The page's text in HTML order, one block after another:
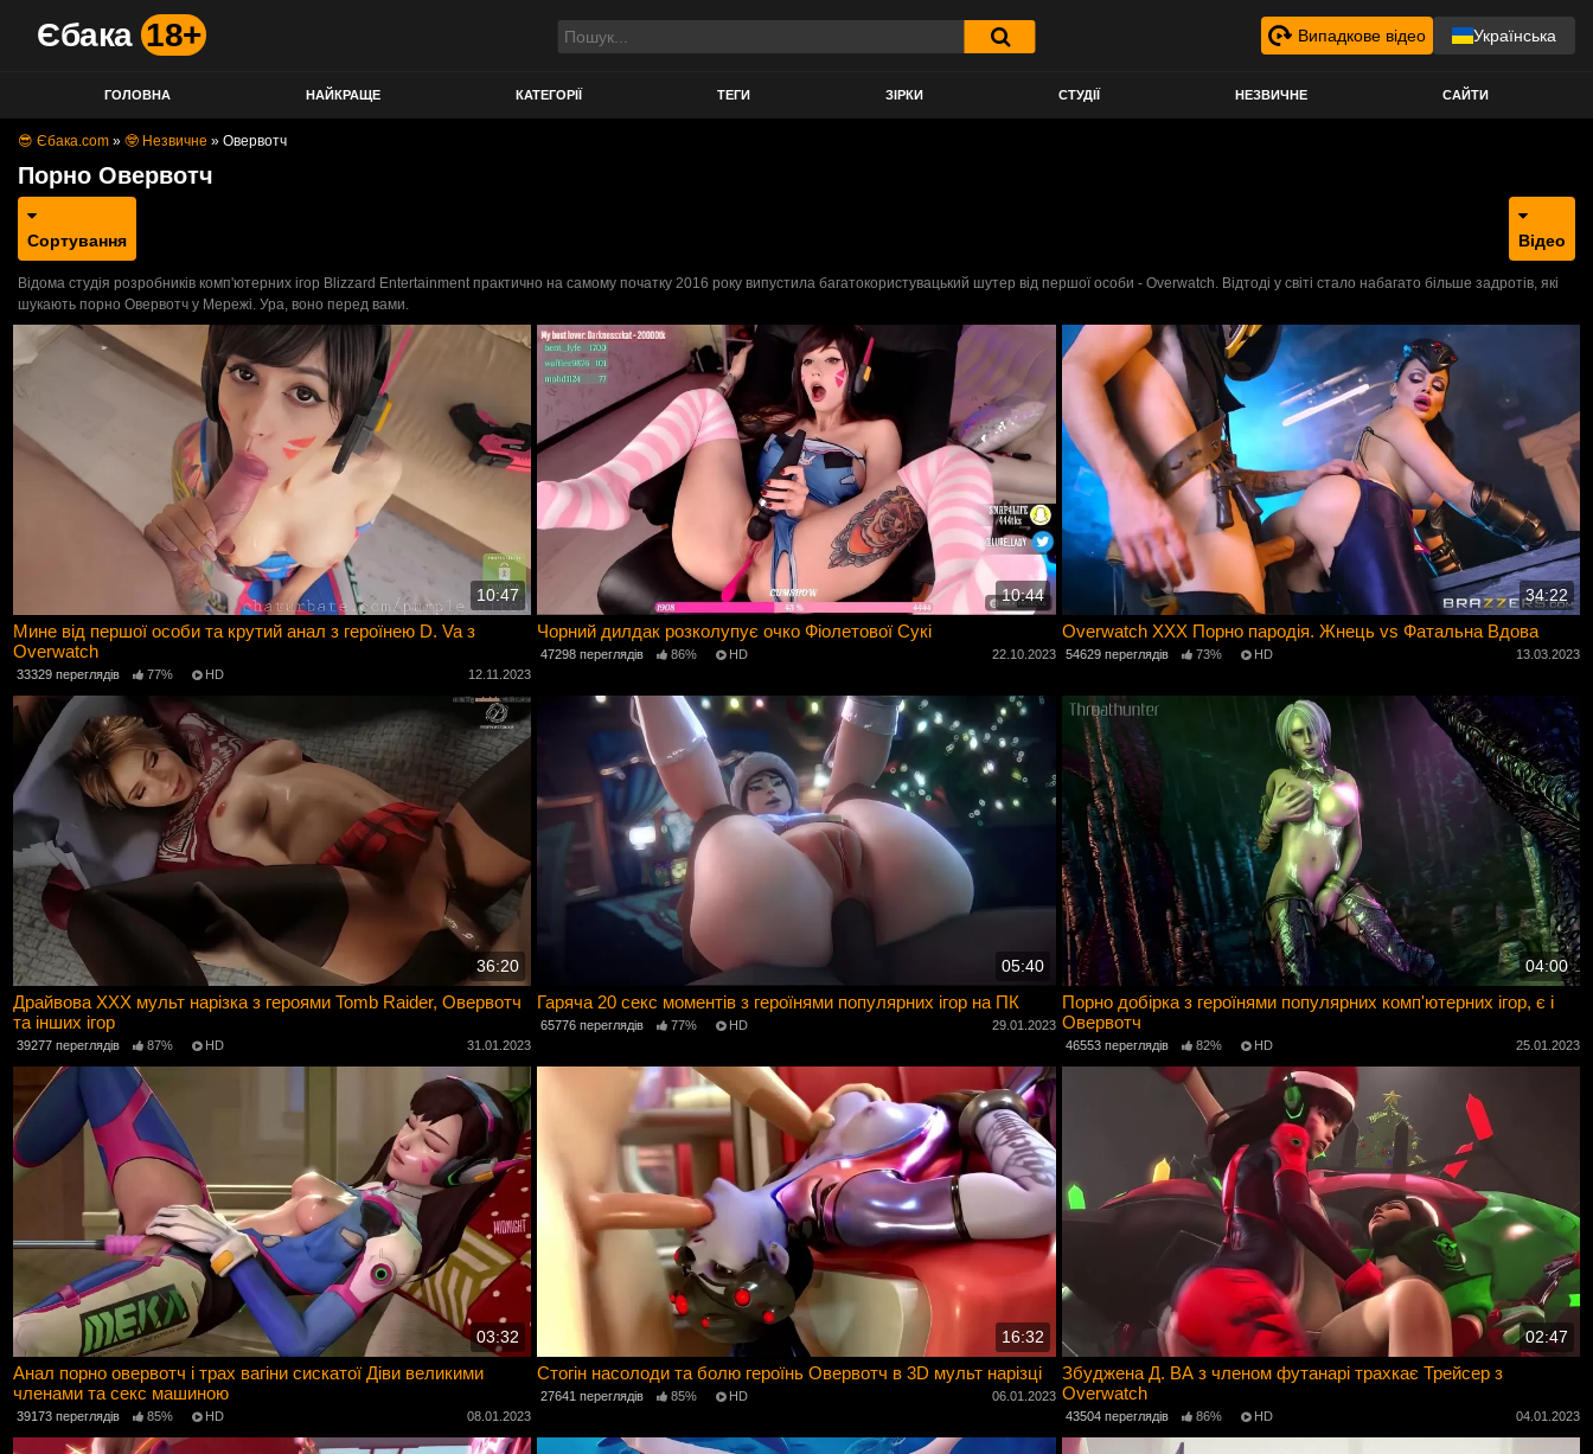
Єбака 18+ Випадкове відео Українська
ГОЛОВНА НАЙКРАЩЕ КАТЕГОРІЇ ТЕГИ ЗІРКИ СТУДІЇ НЕЗВИЧНЕ САЙТИ
😎 Єбака.com » 🤓 Незвичне » Овервотч
Порно Овервотч
Сортування Відео
Відома студія розробників комп'ютерних ігор Blizzard Entertainment практично на самому початку 2016 року випустила багатокористувацький шутер від першої особи - Overwatch. Відтоді у світі стало набагато більше задротів, які
шукають порно Овервотч у Мережі. Ура, воно перед вами.
10:47
Мине від першої особи та крутий анал з героїнею D. Va з
Overwatch
33329 переглядів 77% HD 12.11.2023
10:44
Чорний дилдак розколупує очко Фіолетової Сукі
47298 переглядів 86% HD 22.10.2023
34:22
Overwatch XXX Порно пародія. Жнець vs Фатальна Вдова
54629 переглядів 73% HD 13.03.2023
36:20
Драйвова ХХХ мульт нарізка з героями Tomb Raider, Овервотч
та інших ігор
39277 переглядів 87% HD 31.01.2023
05:40
Гаряча 20 секс моментів з героїнями популярних ігор на ПК
65776 переглядів 77% HD 29.01.2023
04:00
Порно добірка з героїнями популярних комп'ютерних ігор, є і
Овервотч
46553 переглядів 82% HD 25.01.2023
03:32
Анал порно овервотч і трах вагіни сискатої Діви великими
членами та секс машиною
39173 переглядів 85% HD 08.01.2023
16:32
Стогін насолоди та болю героїнь Овервотч в 3D мульт нарізці
27641 переглядів 85% HD 06.01.2023
02:47
Збуджена Д. ВА з членом футанарі трахкає Трейсер з
Overwatch
43504 переглядів 86% HD 04.01.2023